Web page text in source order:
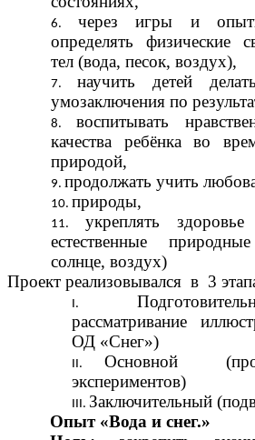
через игры и
определять физические
тел (вода, песок, воздух),
научить детей
умозаключения по
воспитывать
качества ребёнка во
природой,
продолжать учить
природы,
укреплять
естественные
солнце, воздух)
Проект реализовывался в 3
рассматривание
ОД «Снег»)
Основной
экспериментов)
Заключительный
Опыт «Вода и снег.»